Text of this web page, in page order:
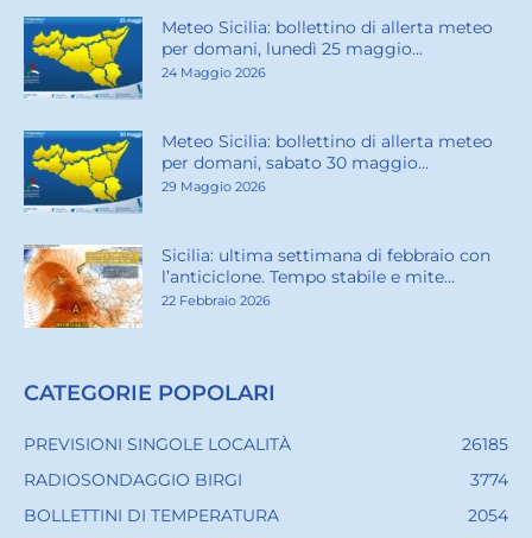
Meteo Sicilia: bollettino di allerta meteo
per domani, lunedì 25 maggio...
24 Maggio 2026
Meteo Sicilia: bollettino di allerta meteo
per domani, sabato 30 maggio...
29 Maggio 2026
Sicilia: ultima settimana di febbraio con
l’anticiclone. Tempo stabile e mite...
22 Febbraio 2026
CATEGORIE POPOLARI
PREVISIONI SINGOLE LOCALITÀ
26185
RADIOSONDAGGIO BIRGI
3774
BOLLETTINI DI TEMPERATURA
2054